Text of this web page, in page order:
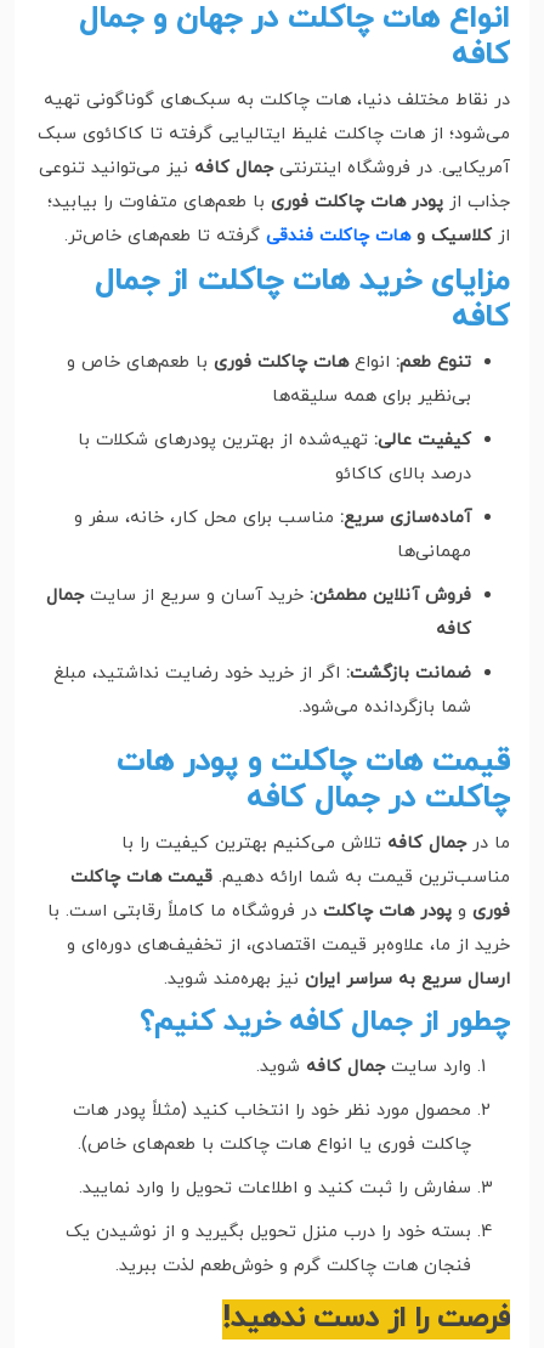
انواع هات چاکلت در جهان و جمال
کافه
در نقاط مختلف دنیا، هات چاکلت به سبک‌های گوناگونی تهیه
می‌شود؛ از هات چاکلت غلیظ ایتالیایی گرفته تا کاکائوی سبک
آمریکایی. در فروشگاه اینترنتیجمال کافه نیز می‌توانید تنوعی
جذاب از پودر هات چاکلت فوری با طعم‌های متفاوت را بیابید؛
از کلاسیک وهات چاکلت فندقی گرفته تا طعم‌های خاص‌تر.
مزایای خرید هات چاکلت از جمال
کافه
تنوع طعم: انواعهات چاکلت فوری با طعم‌های خاص و
بی‌نظیر برای همه سلیقه‌ها
کیفیت عالی: تهیه‌شده از بهترین پودرهای شکلات با
درصد بالای کاکائو
آماده‌سازی سریع: مناسب برای محل کار، خانه، سفر و
مهمانی‌ها
فروش آنلاین مطمئن: خرید آسان و سریع از سایتجمال
کافه
ضمانت بازگشت: اگر از خرید خود رضایت نداشتید، مبلغ
شما بازگردانده می‌شود.
قیمت هات چاکلت و پودر هات
چاکلت در جمال کافه
ما درجمال کافه تلاش می‌کنیم بهترین کیفیت را با
مناسب‌ترین قیمت به شما ارائه دهیم. قیمت هات چاکلت
فوری و پودر هات چاکلت در فروشگاه ما کاملاً رقابتی است. با
خرید از ما، علاوه‌بر قیمت اقتصادی، از تخفیف‌های دوره‌ای و
ارسال سریع به سراسر ایران نیز بهره‌مند شوید.
چطور از جمال کافه خرید کنیم؟
وارد سایتجمال کافه شوید.
محصول مورد نظر خود را انتخاب کنید (مثلاً پودر هات
چاکلت فوری یا انواع هات چاکلت با طعم‌های خاص).
سفارش را ثبت کنید و اطلاعات تحویل را وارد نمایید.
بسته خود را درب منزل تحویل بگیرید و از نوشیدن یک
فنجان هات چاکلت گرم و خوش‌طعم لذت ببرید.
فرصت را از دست ندهید!